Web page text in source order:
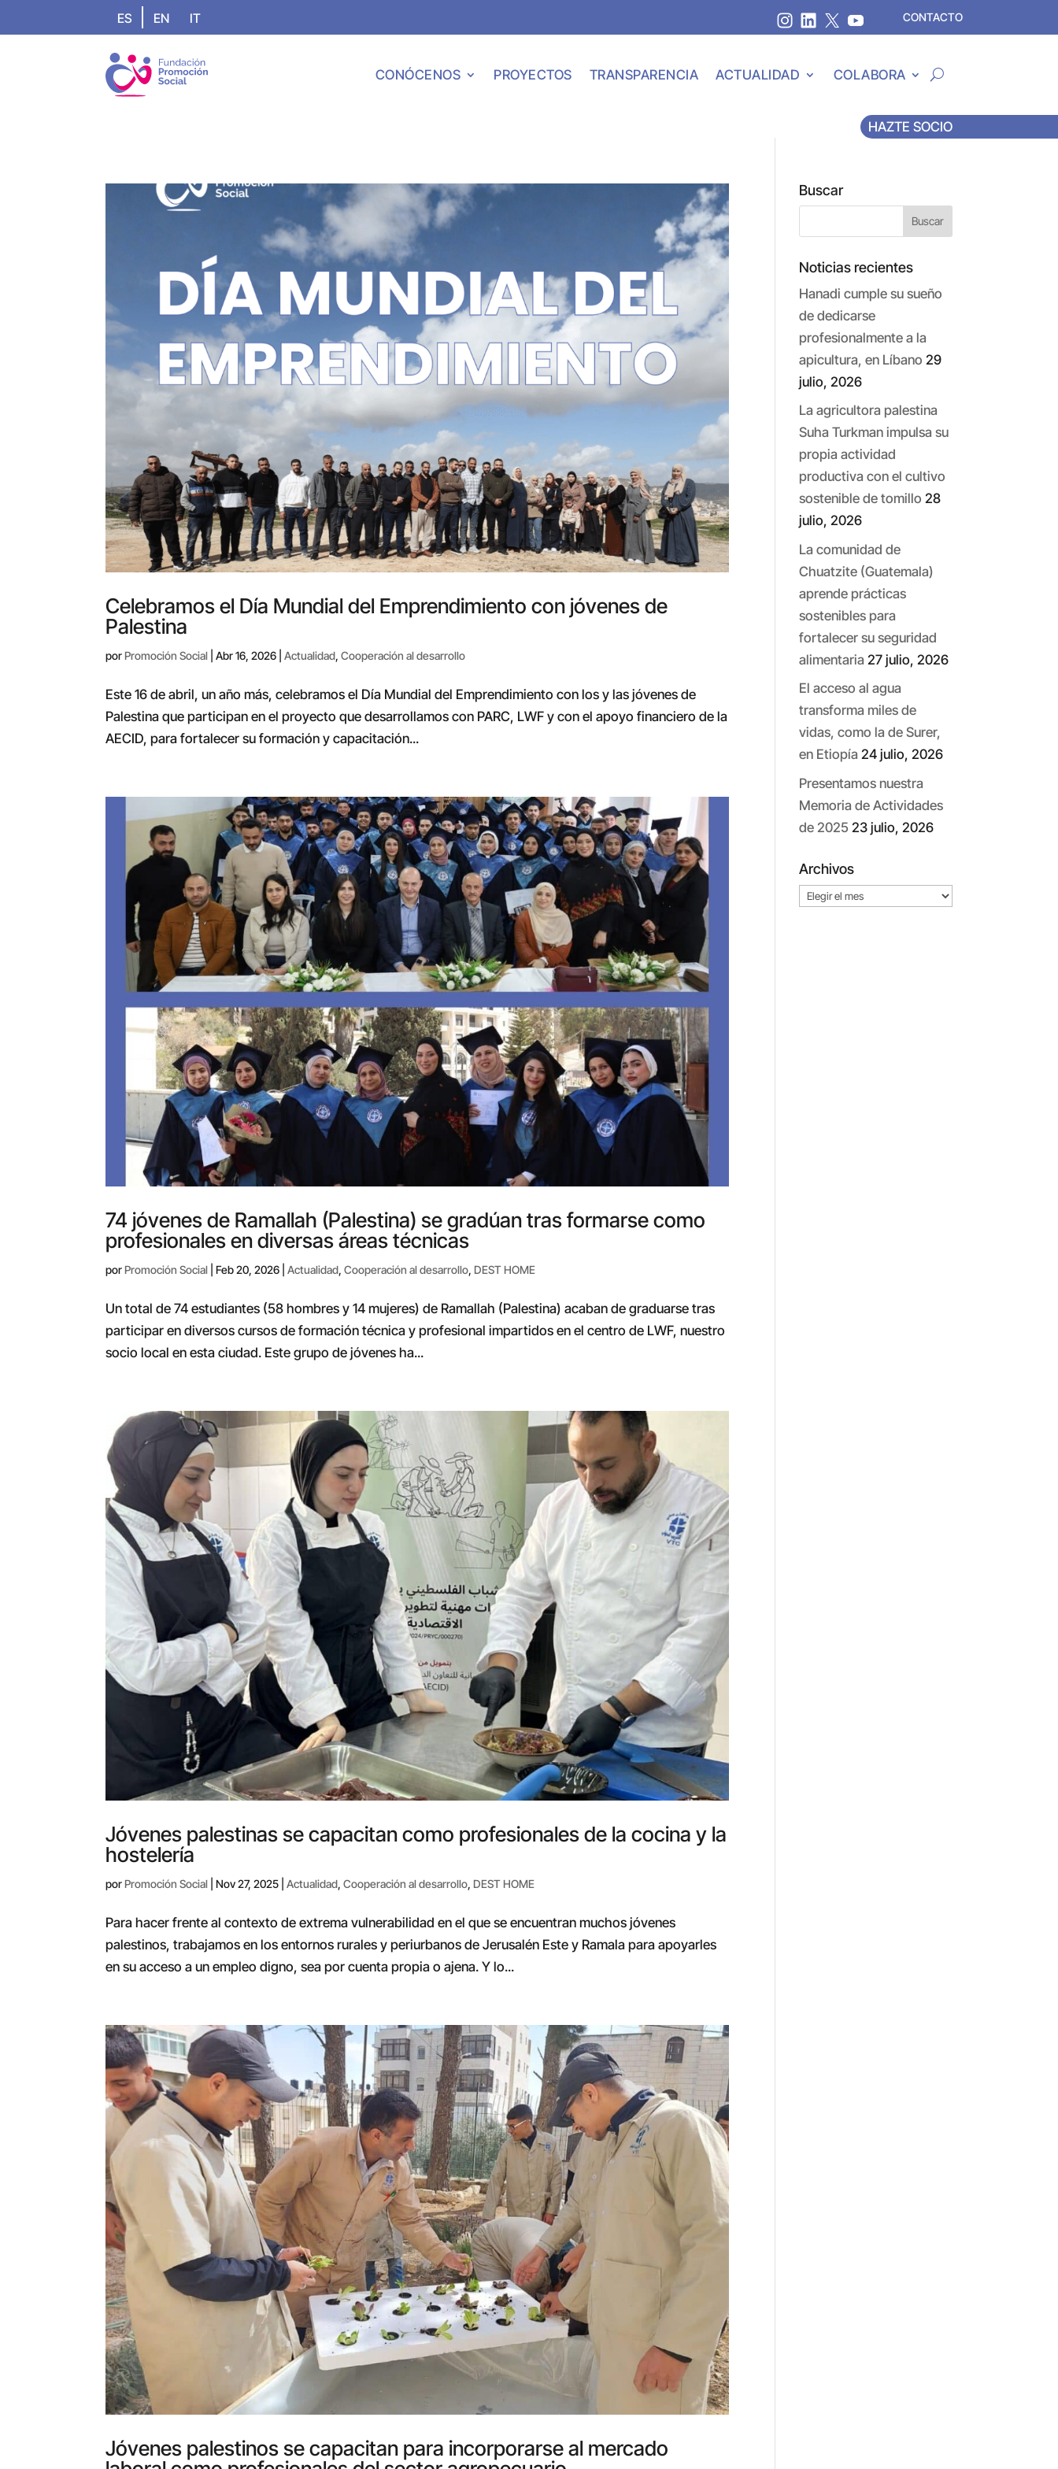
ES EN IT CONTACTO
CONÓCENOS PROYECTOS TRANSPARENCIA ACTUALIDAD COLABORA
HAZTE SOCIO
Celebramos el Día Mundial del Emprendimiento con jóvenes de
Palestina
porPromoción Social |Abr 16, 2026 |Actualidad,Cooperación al desarrollo
Este 16 de abril, un año más, celebramos el Día Mundial del Emprendimiento con los y las jóvenes de
Palestina que participan en el proyecto que desarrollamos con PARC, LWF y con el apoyo financiero de la
AECID, para fortalecer su formación y capacitación...
74 jóvenes de Ramallah (Palestina) se gradúan tras formarse como
profesionales en diversas áreas técnicas
porPromoción Social |Feb 20, 2026 |Actualidad,Cooperación al desarrollo,DEST HOME
Un total de 74 estudiantes (58 hombres y 14 mujeres) de Ramallah (Palestina) acaban de graduarse tras
participar en diversos cursos de formación técnica y profesional impartidos en el centro de LWF, nuestro
socio local en esta ciudad. Este grupo de jóvenes ha...
Jóvenes palestinas se capacitan como profesionales de la cocina y la
hostelería
porPromoción Social |Nov 27, 2025 |Actualidad,Cooperación al desarrollo,DEST HOME
Para hacer frente al contexto de extrema vulnerabilidad en el que se encuentran muchos jóvenes
palestinos, trabajamos en los entornos rurales y periurbanos de Jerusalén Este y Ramala para apoyarles
en su acceso a un empleo digno, sea por cuenta propia o ajena. Y lo...
Jóvenes palestinos se capacitan para incorporarse al mercado
Buscar
Noticias recientes
Hanadi cumple su sueño
de dedicarse
profesionalmente a la
apicultura, en Líbano 29
julio, 2026
La agricultora palestina
Suha Turkman impulsa su
propia actividad
productiva con el cultivo
sostenible de tomillo 28
julio, 2026
La comunidad de
Chuatzite (Guatemala)
aprende prácticas
sostenibles para
fortalecer su seguridad
alimentaria 27 julio, 2026
El acceso al agua
transforma miles de
vidas, como la de Surer,
en Etiopía 24 julio, 2026
Presentamos nuestra
Memoria de Actividades
de 2025 23 julio, 2026
Archivos
Archivos